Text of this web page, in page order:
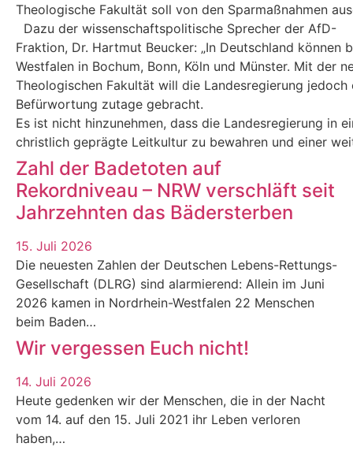
Theologische Fakultät soll von den Sparmaßnahmen
Dazu der wissenschaftspolitische Sprecher der AfD-
Fraktion, Dr. Hartmut Beucker: „In Deutschland
Westfalen in Bochum, Bonn, Köln und Münster. Mit der
Theologischen Fakultät will die Landesregierung
Befürwortung zutage gebracht.
Es ist nicht hinzunehmen, dass die Landesregierung in
christlich geprägte Leitkultur zu bewahren und einer
Zahl der Badetoten auf
Rekordniveau – NRW verschläft seit
Jahrzehnten das Bädersterben
15. Juli 2026
Die neuesten Zahlen der Deutschen Lebens-Rettungs-
Gesellschaft (DLRG) sind alarmierend: Allein im Juni
2026 kamen in Nordrhein-Westfalen 22 Menschen
beim Baden…
Wir vergessen Euch nicht!
14. Juli 2026
Heute gedenken wir der Menschen, die in der Nacht
vom 14. auf den 15. Juli 2021 ihr Leben verloren
haben,…